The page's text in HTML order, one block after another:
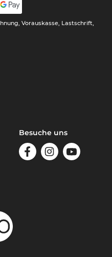
Vorauskasse, Lastschrift,
Besuche uns